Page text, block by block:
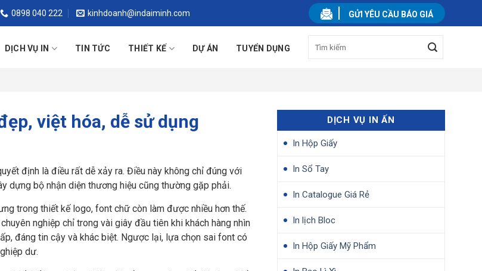
0898 040 222 kinhdoanh@indaiminh.com GỬI YÊU CẦU BÁO GIÁ
DỊCH VỤ IN TIN TỨC THIẾT KẾ DỰ ÁN TUYỂN DỤNG
việt hóa, dễ sử dụng
định là điều rất dễ xảy ra. Điều này không chỉ đúng với
dựng bộ nhận diện thương hiệu cũng thường gặp phải.
trong thiết kế logo, font chữ còn làm được nhiều hơn thế.
nghiệp chỉ trong vài giây đầu tiên khi khách hàng nhìn
đáng tin cậy và khác biệt. Ngược lại, lựa chọn sai font có
dư.
DỊCH VỤ IN ẤN
In Hộp Giấy
In Sổ Tay
In Catalogue Giá Rẻ
In lịch Bloc
In Hộp Giấy Mỹ Phẩm